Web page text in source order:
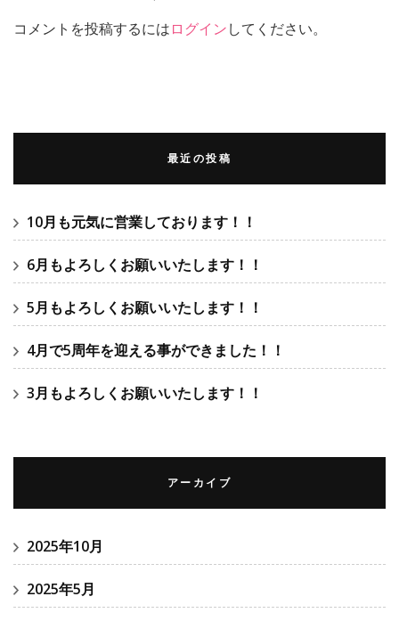
コメントを投稿するにはログインしてください。
最近の投稿
10月も元気に営業しております！！
6月もよろしくお願いいたします！！
5月もよろしくお願いいたします！！
4月で5周年を迎える事ができました！！
3月もよろしくお願いいたします！！
アーカイブ
2025年10月
2025年5月